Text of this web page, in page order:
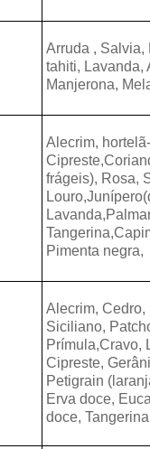
Arruda , Salvia,
tahiti, Lavanda,
Manjerona,
Alecrim,
frágeis), Rosa,
Louro,
Lavanda,
Pimenta
Alecrim,
Siciliano,
Prímula,Cravo,
Cipreste,
Petigrain
Erva doce,
doce,